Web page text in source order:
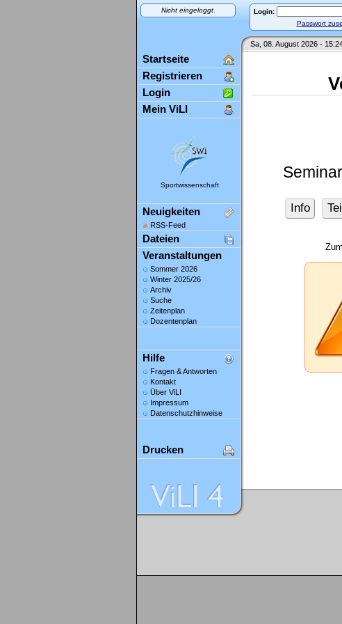
Nicht eingeloggt. Login:
Passwort
Sa, 08. August 2026 -
Startseite
Registrieren
Login
Mein ViLI
Sportwissenschaft
Neuigkeiten
RSS-Feed
Dateien
Veranstaltungen
Sommer 2026
Winter 2025/26
Archiv
Suche
Zeitenplan
Dozentenplan
Hilfe
Fragen & Antworten
Kontakt
Über ViLI
Impressum
Datenschutzhinweise
Drucken
Info